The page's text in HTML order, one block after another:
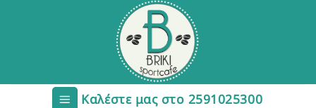
Καλέστε μας στο 2591025300